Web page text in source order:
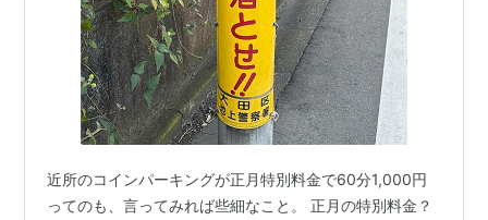
近所のコインパーキングが正月特別料金で60分1,000円
ってのも、言ってみれば些細なこと。 正月の特別料金？